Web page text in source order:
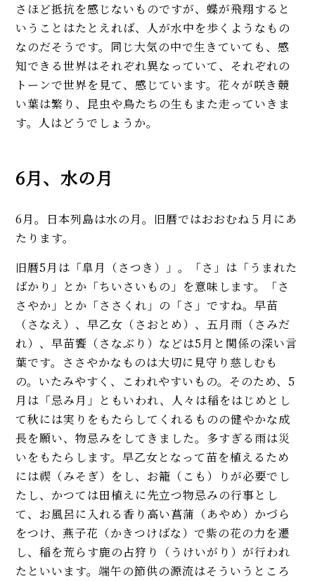
さほど抵抗を感じないものですが、蝶が飛翔すると
いうことはたとえれば、人が水中を歩くようなもの
なのだそうです。同じ大気の中で生きていても、感
知できる世界はそれぞれ異なっていて、それぞれの
トーンで世界を見て、感じています。花々が咲き競
い葉は繁り、昆虫や鳥たちの生もまた走っていきま
す。人はどうでしょうか。
6月、水の月
6月。日本列島は水の月。旧暦ではおおむね５月にあ
たります。
旧暦5月は「皐月（さつき）」。「さ」は「うまれた
ばかり」とか「ちいさいもの」を意味します。「さ
さやか」とか「ささくれ」の「さ」ですね。早苗
（さなえ）、早乙女（さおとめ）、五月雨（さみだ
れ）、早苗饗（さなぶり）などは5月と関係の深い言
葉です。ささやかなものは大切に見守り慈しむも
の。いたみやすく、こわれやすいもの。そのため、5
月は「忌み月」ともいわれ、人々は稲をはじめとし
て秋には実りをもたらしてくれるものの健やかな成
長を願い、物忌みをしてきました。多すぎる雨は災
いをもたらします。早乙女となって苗を植えるため
には禊（みそぎ）をし、お籠（こも）りが必要でし
たし、かつては田植えに先立つ物忌みの行事とし
て、お風呂に入れる香り高い菖蒲（あやめ）かづら
をつけ、燕子花（かきつけばな）で紫の花の力を遷
し、稲を荒らす鹿の占狩り（うけいがり）が行われ
たといいます。端午の節供の源流はそういうところ